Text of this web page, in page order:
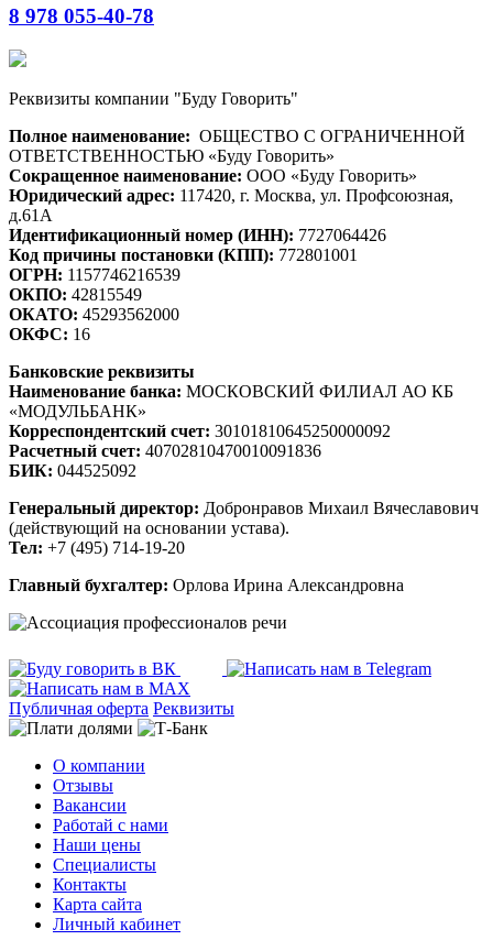
8 978 055-40-78
Реквизиты компании "Буду Говорить"
Полное наименование: ОБЩЕСТВО С ОГРАНИЧЕННОЙ
ОТВЕТСТВЕННОСТЬЮ «Буду Говорить»
Сокращенное наименование: ООО «Буду Говорить»
Юридический адрес: 117420, г. Москва, ул. Профсоюзная,
д.61А
Идентификационный номер (ИНН): 7727064426
Код причины постановки (КПП): 772801001
ОГРН: 1157746216539
ОКПО: 42815549
ОКАТО: 45293562000
ОКФС: 16
Банковские реквизиты
Наименование банка: МОСКОВСКИЙ ФИЛИАЛ АО КБ
«МОДУЛЬБАНК»
Корреспондентский счет: 30101810645250000092
Расчетный счет: 40702810470010091836
БИК: 044525092
Генеральный директор: Добронравов Михаил Вячеславович
(действующий на основании устава).
Тел: +7 (495) 714-19-20
Главный бухгалтер: Орлова Ирина Александровна
Публичная оферта Реквизиты
О компании
Отзывы
Вакансии
Работай с нами
Наши цены
Специалисты
Контакты
Карта сайта
Личный кабинет